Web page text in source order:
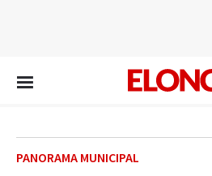
PANORAMA MUNICIPAL